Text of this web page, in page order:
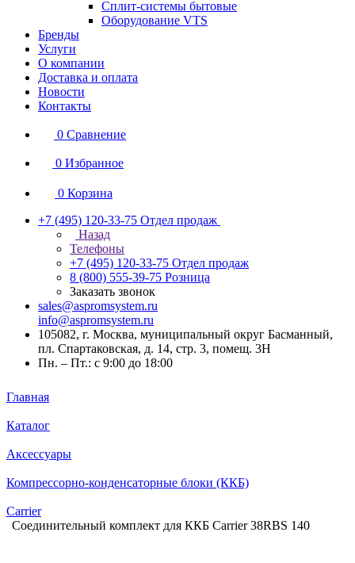
Сплит-системы бытовые
Оборудование VTS
Бренды
Услуги
О компании
Доставка и оплата
Новости
Контакты
0 Сравнение
0 Избранное
0 Корзина
+7 (495) 120-33-75 Отдел продаж
Назад
Телефоны
+7 (495) 120-33-75 Отдел продаж
8 (800) 555-39-75 Розница
Заказать звонок
sales@aspromsystem.ru
info@aspromsystem.ru
105082, г. Москва, муниципальный округ Басманный,
пл. Спартаковская, д. 14, стр. 3, помещ. 3Н
Пн. – Пт.: с 9:00 до 18:00
Главная
Каталог
Аксессуары
Компрессорно-конденсаторные блоки (ККБ)
Carrier
Соединительный комплект для ККБ Carrier 38RBS 140